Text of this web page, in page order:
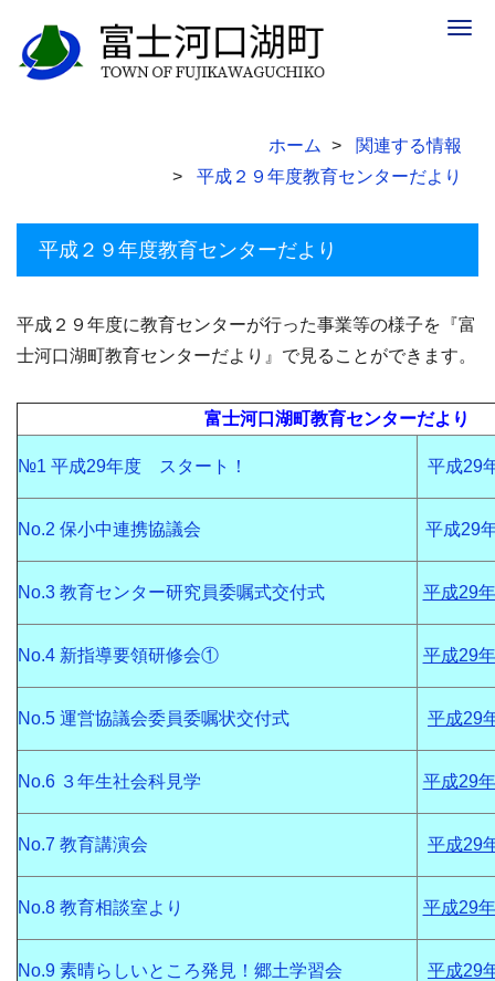
ホーム
関連する情報
平成２９年度教育センターだより
平成２９年度教育センターだより
平成２９年度に教育センターが行った事業等の様子を『富
士河口湖町教育センターだより』で見ることができます。
富士河口湖町教育センターだより
№1 平成29年度 スタート！ 平成29
No.2 保小中連携協議会 平成29
No.3 教育センター研究員委嘱式交付式 平成29
No.4 新指導要領研修会① 平成29
No.5 運営協議会委員委嘱状交付式 平成29
No.6 ３年生社会科見学 平成29
No.7 教育講演会 平成29
No.8 教育相談室より 平成29
No.9 素晴らしいところ発見！郷土学習会 平成29